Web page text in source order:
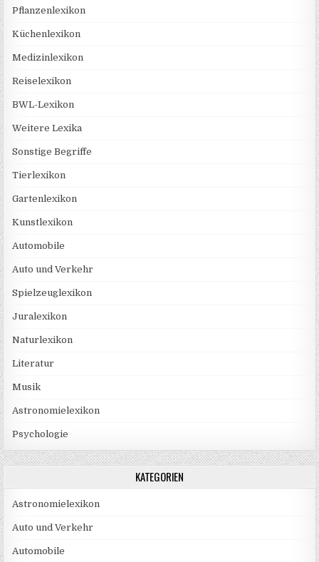
Pflanzenlexikon
Küchenlexikon
Medizinlexikon
Reiselexikon
BWL-Lexikon
Weitere Lexika
Sonstige Begriffe
Tierlexikon
Gartenlexikon
Kunstlexikon
Automobile
Auto und Verkehr
Spielzeuglexikon
Juralexikon
Naturlexikon
Literatur
Musik
Astronomielexikon
Psychologie
KATEGORIEN
Astronomielexikon
Auto und Verkehr
Automobile